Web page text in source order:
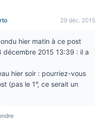
29 déc. 2015
hier matin à ce post
décembre 2015 13:39 : il a
hier soir : pourriez-vous
(pas le 1°, ce serait un